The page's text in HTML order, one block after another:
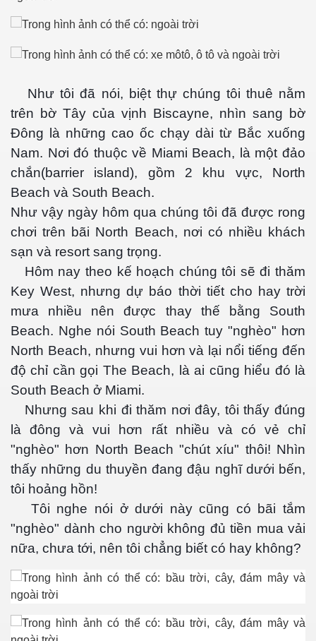
Như tôi đã nói, biệt thự chúng tôi thuê nằm
trên bờ Tây của vịnh Biscayne, nhìn sang bờ
Đông là những cao ốc chạy dài từ Bắc xuống
Nam. Nơi đó thuộc về Miami Beach, là một đảo
chắn(barrier island), gồm 2 khu vực, North
Beach và South Beach.
Như vậy ngày hôm qua chúng tôi đã được rong
chơi trên bãi North Beach, nơi có nhiều khách
sạn và resort sang trọng.
Hôm nay theo kế hoạch chúng tôi sẽ đi thăm
Key West, nhưng dự báo thời tiết cho hay trời
mưa nhiều nên được thay thế bằng South
Beach. Nghe nói South Beach tuy "nghèo" hơn
North Beach, nhưng vui hơn và lại nổi tiếng đến
độ chỉ cần gọi The Beach, là ai cũng hiểu đó là
South Beach ở Miami.
Nhưng sau khi đi thăm nơi đây, tôi thấy đúng
là đông và vui hơn rất nhiều và có vẻ chỉ
"nghèo" hơn North Beach "chút xíu" thôi! Nhìn
thấy những du thuyền đang đậu nghĩ dưới bến,
tôi hoảng hồn!
Tôi nghe nói ở dưới này cũng có bãi tắm
"nghèo" dành cho người không đủ tiền mua vải
nữa, chưa tới, nên tôi chẳng biết có hay không?
Hạng